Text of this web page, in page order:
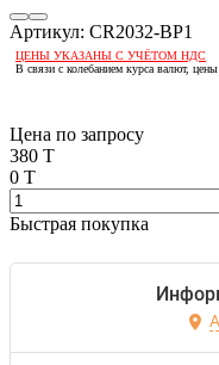
Артикул: CR2032-BP1
ЦЕНЫ УКАЗАНЫ С УЧЁТОМ НДС
В связи с колебанием курса валют,
Цена по запросу
380 T
0 T
Быстрая покупка